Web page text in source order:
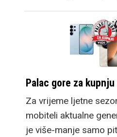
Palac gore za
Za vrijeme ljetne
mobiteli aktualne
je više-manje samo